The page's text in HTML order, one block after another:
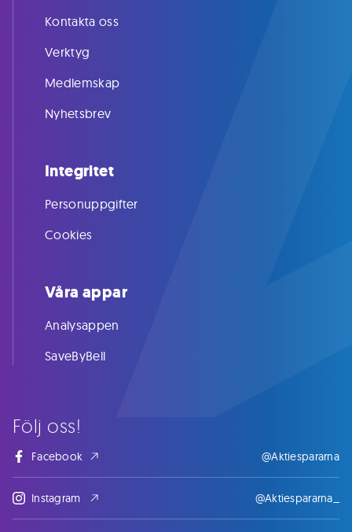
Följ oss!
Facebook @Aktiespararna
Instagram @Aktiespararna_
Kontakta oss
Verktyg
Medlemskap
Nyhetsbrev
Integritet
Personuppgifter
Cookies
Våra appar
Analysappen
SaveByBell